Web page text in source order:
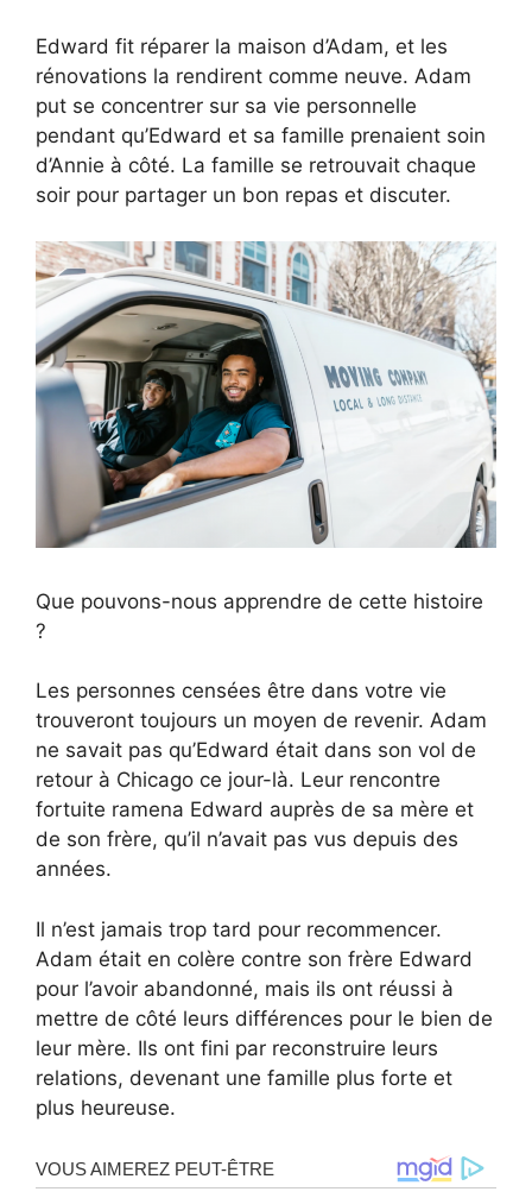
Edward fit réparer la maison d’Adam, et les
rénovations la rendirent comme neuve. Adam
put se concentrer sur sa vie personnelle
pendant qu’Edward et sa famille prenaient soin
d’Annie à côté. La famille se retrouvait chaque
soir pour partager un bon repas et discuter.
Que pouvons-nous apprendre de cette histoire
?
Les personnes censées être dans votre vie
trouveront toujours un moyen de revenir. Adam
ne savait pas qu’Edward était dans son vol de
retour à Chicago ce jour-là. Leur rencontre
fortuite ramena Edward auprès de sa mère et
de son frère, qu’il n’avait pas vus depuis des
années.
Il n’est jamais trop tard pour recommencer.
Adam était en colère contre son frère Edward
pour l’avoir abandonné, mais ils ont réussi à
mettre de côté leurs différences pour le bien de
leur mère. Ils ont fini par reconstruire leurs
relations, devenant une famille plus forte et
plus heureuse.